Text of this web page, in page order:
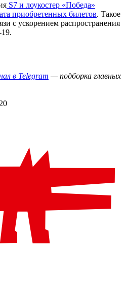
S7 и лоукостер «Победа»
приобретенных билетов. Такое
с ускорением распространения
в Telegram — подборка главных